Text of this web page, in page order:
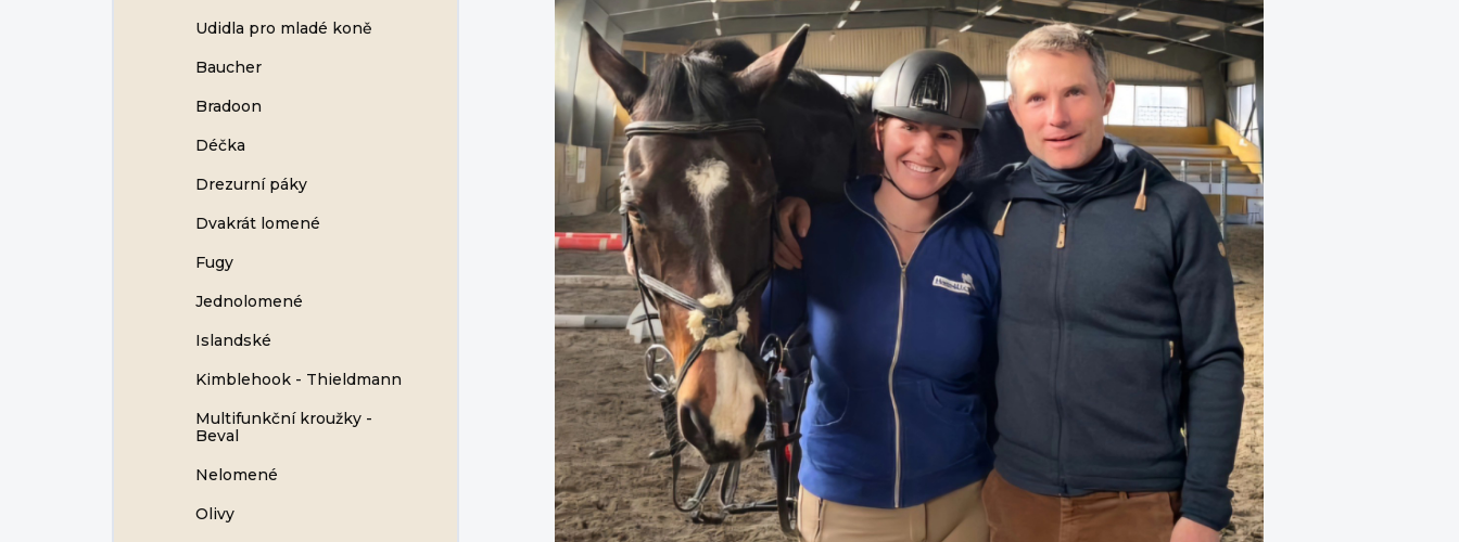
Udidla pro mladé koně
Baucher
Bradoon
Déčka
Drezurní páky
Dvakrát lomené
Fugy
Jednolomené
Islandské
Kimblehook - Thieldmann
Multifunkční kroužky -
Beval
Nelomené
Olivy